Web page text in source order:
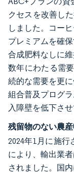
クセスを改善し
しました。コー
プレミアムを確
合成肥料なしに
数年にわたる需
続的な需要を更
組合普及プログ
入障壁を低下させ
残留物のない農
2024年1月に施
により、輸出業
されました。国